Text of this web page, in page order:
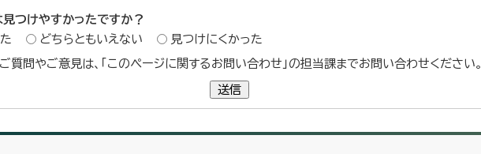
見つけやすかったですか？
どちらともいえない 見つけにくかった
質問やご意見は、「このページに関するお問い合わせ」の担当課までお問い合わせください。
送信